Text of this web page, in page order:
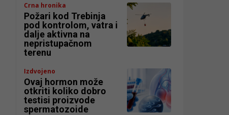
Crna hronika
Požari kod Trebinja
pod kontrolom, vatra i
dalje aktivna na
nepristupačnom
terenu
Izdvojeno
Ovaj hormon može
otkriti koliko dobro
testisi proizvode
spermatozoide